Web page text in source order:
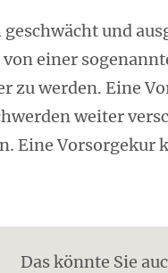
und
einer
zu werden. Eine
weiter
Eine Vorsorgekur
Das könnte Sie